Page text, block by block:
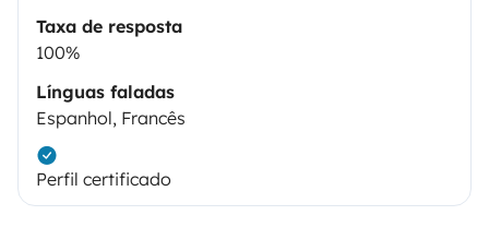
Taxa de resposta
100%
Línguas faladas
Espanhol, Francês
Perfil certificado